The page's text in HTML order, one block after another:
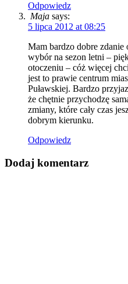
Odpowiedz
Maja says:
5 lipca 2012 at 08:25
Mam bardzo dobre zdanie
wybór na sezon letni –
otoczeniu – cóż więcej
jest to prawie centrum
Puławskiej. Bardzo
że chętnie przychodzę
zmiany, które cały czas
dobrym kierunku.
Odpowiedz
Dodaj komentarz